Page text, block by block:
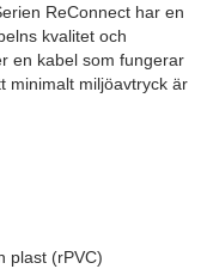
ReConnect har en
kvalitet och
en kabel som fungerar
minimalt miljöavtryck är
plast (rPVC)